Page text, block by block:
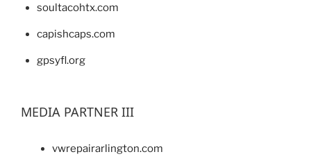
soultacohtx.com
capishcaps.com
gpsyfl.org
MEDIA PARTNER III
vwrepairarlington.com